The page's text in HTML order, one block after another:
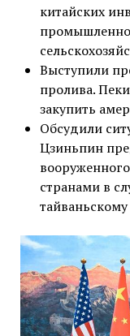
китайских
Выступили
пролива.
закупить
Обсудили
Цзиньпин
странами в